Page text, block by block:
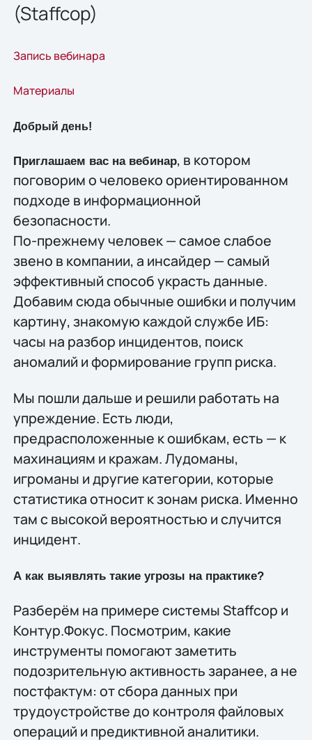
(Staffcop)
Запись вебинара
Материалы
Добрый день!
Приглашаем вас на вебинар, в котором
поговорим о человеко ориентированном
подходе в информационной
безопасности.
По-прежнему человек — самое слабое
звено в компании, а инсайдер — самый
эффективный способ украсть данные.
Добавим сюда обычные ошибки и получим
картину, знакомую каждой службе ИБ:
часы на разбор инцидентов, поиск
аномалий и формирование групп риска.
Мы пошли дальше и решили работать на
упреждение. Есть люди,
предрасположенные к ошибкам, есть — к
махинациям и кражам. Лудоманы,
игроманы и другие категории, которые
статистика относит к зонам риска. Именно
там с высокой вероятностью и случится
инцидент.
А как выявлять такие угрозы на практике?
Разберём на примере системы Staffcop и
Контур.Фокус. Посмотрим, какие
инструменты помогают заметить
подозрительную активность заранее, а не
постфактум: от сбора данных при
трудоустройстве до контроля файловых
операций и предиктивной аналитики.